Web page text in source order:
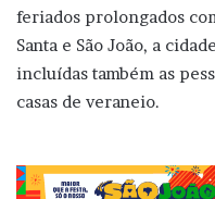
feriados prolongados
Santa e São João, a
incluídas também as
casas de veraneio.